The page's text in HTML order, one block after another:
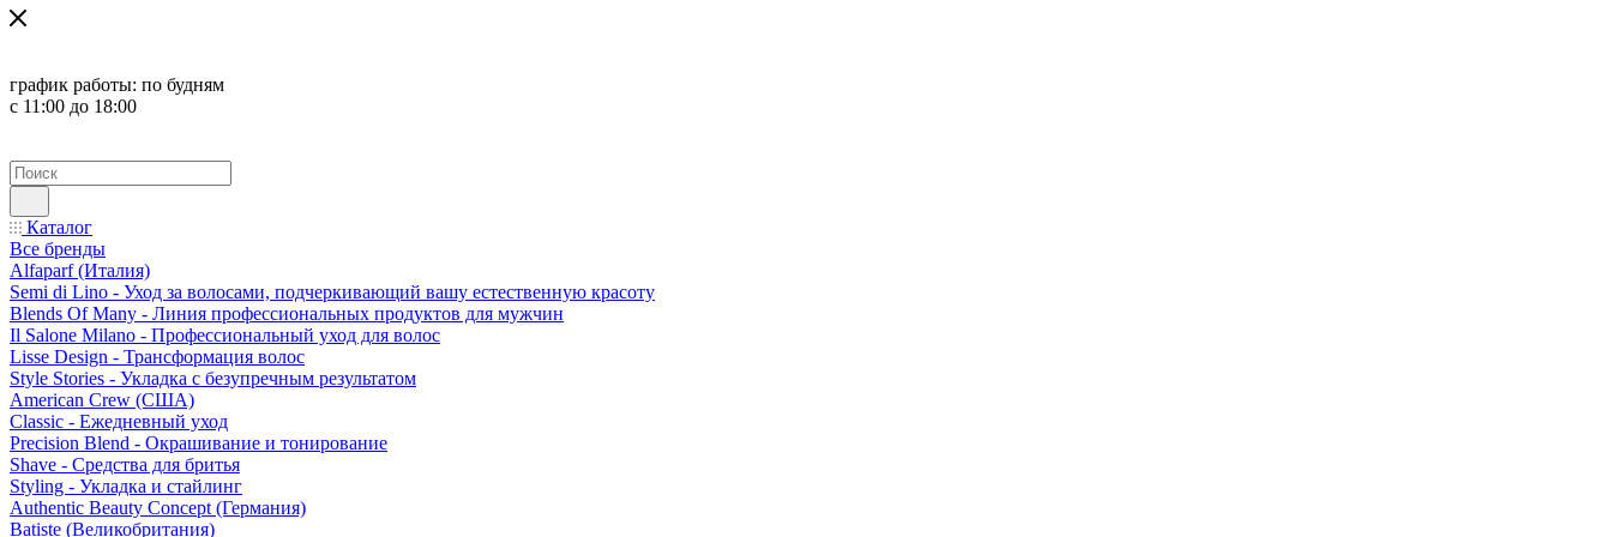
график работы: по будням
с 11:00 до 18:00
Каталог
Все бренды
Alfaparf (Италия)
Semi di Lino - Уход за волосами, подчеркивающий вашу естественную красоту
Blends Of Many - Линия профессиональных продуктов для мужчин
Il Salone Milano - Профессиональный уход для волос
Lisse Design - Трансформация волос
Style Stories - Укладка с безупречным результатом
American Crew (США)
Classic - Ежедневный уход
Precision Blend - Окрашивание и тонирование
Shave - Средства для бритья
Styling - Укладка и стайлинг
Authentic Beauty Concept (Германия)
Batiste (Великобритания)